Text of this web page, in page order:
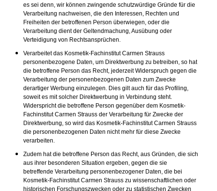
es sei denn, wir können zwingende schutzwürdige Gründe für die
Verarbeitung nachweisen, die den Interessen, Rechten und
Freiheiten der betroffenen Person überwiegen, oder die
Verarbeitung dient der Geltendmachung, Ausübung oder
Verteidigung von Rechtsansprüchen.
Verarbeitet das Kosmetik-Fachinstitut Carmen Strauss
personenbezogene Daten, um Direktwerbung zu betreiben, so hat
die betroffene Person das Recht, jederzeit Widerspruch gegen die
Verarbeitung der personenbezogenen Daten zum Zwecke
derartiger Werbung einzulegen. Dies gilt auch für das Profiling,
soweit es mit solcher Direktwerbung in Verbindung steht.
Widerspricht die betroffene Person gegenüber dem Kosmetik-
Fachinstitut Carmen Strauss der Verarbeitung für Zwecke der
Direktwerbung, so wird das Kosmetik-Fachinstitut Carmen Strauss
die personenbezogenen Daten nicht mehr für diese Zwecke
verarbeiten.
Zudem hat die betroffene Person das Recht, aus Gründen, die sich
aus ihrer besonderen Situation ergeben, gegen die sie
betreffende Verarbeitung personenbezogener Daten, die bei
Kosmetik-Fachinstitut Carmen Strauss zu wissenschaftlichen oder
historischen Forschungszwecken oder zu statistischen Zwecken